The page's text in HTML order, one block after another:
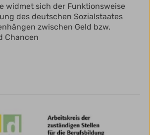
widmet sich der Funktionsweise
des deutschen Sozialstaates
zwischen Geld bzw.
Chancen